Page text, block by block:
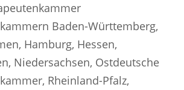
Baden-Württemberg,
Hamburg, Hessen,
Niedersachsen, Ostdeutsche
Rheinland-Pfalz,